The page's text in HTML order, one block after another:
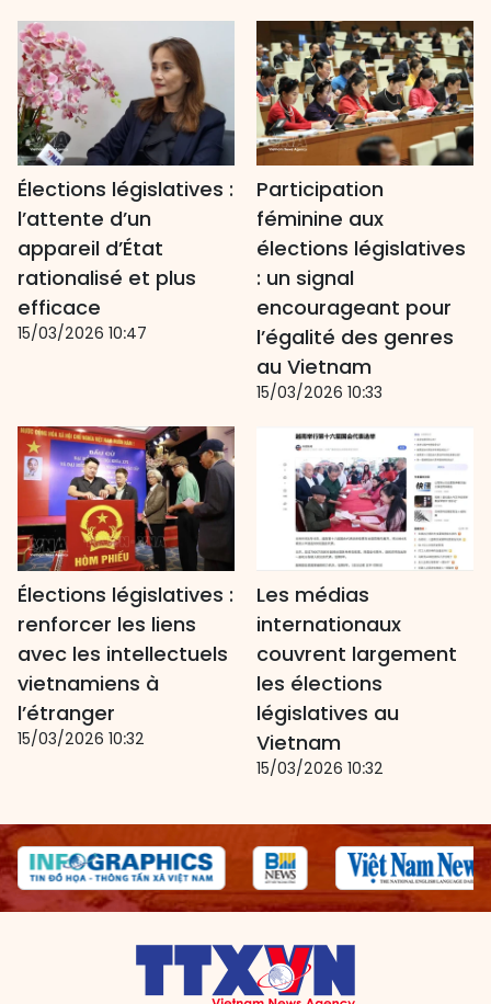
Élections législatives :
l’attente d’un
appareil d’État
rationalisé et plus
efficace
15/03/2026 10:47
Participation
féminine aux
élections législatives
: un signal
encourageant pour
l’égalité des genres
au Vietnam
15/03/2026 10:33
Élections législatives :
renforcer les liens
avec les intellectuels
vietnamiens à
l’étranger
15/03/2026 10:32
Les médias
internationaux
couvrent largement
les élections
législatives au
Vietnam
15/03/2026 10:32